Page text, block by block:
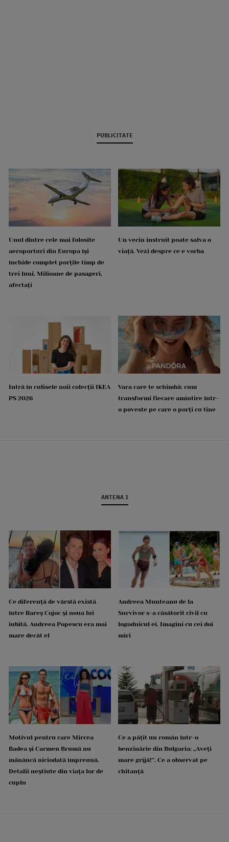
PUBLICITATE
Unul dintre cele mai folosite
aeroporturi din Europa își
închide complet porțile timp de
trei luni. Milioane de pasageri,
afectați
Un vecin instruit poate salva o
viață. Vezi despre ce e vorba
Intră în culisele noii colecții IKEA
PS 2026
Vara care te schimbă: cum
transformi fiecare amintire într-
o poveste pe care o porți cu tine
ANTENA 1
Ce diferență de vârstă există
între Rareș Cojoc și noua lui
iubită. Andreea Popescu era mai
mare decât el
Andreea Munteanu de la
Survivor s-a căsătorit civil cu
logodnicul ei. Imagini cu cei doi
miri
Motivul pentru care Mircea
Badea și Carmen Brumă nu
mănâncă niciodată împreună.
Detalii neștiute din viața lor de
cuplu
Ce a pățit un român într-o
benzinărie din Bulgaria: „Aveți
mare grijă!”. Ce a observat pe
chitanță